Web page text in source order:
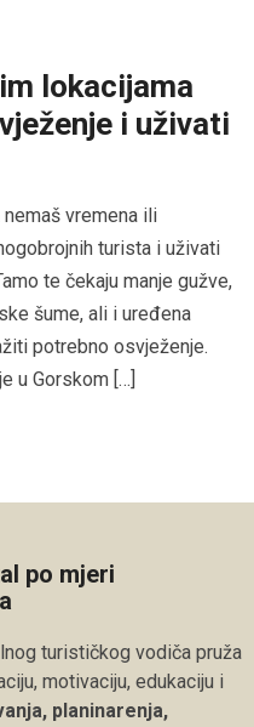
lokacijama
i uživati
vremena ili
turista i uživati
te čekaju manje gužve,
šume, ali i uređena
potrebno osvježenje.
u Gorskom […]
po mjeri
turističkog vodiča pruža
motivaciju, edukaciju i
planinarenja,